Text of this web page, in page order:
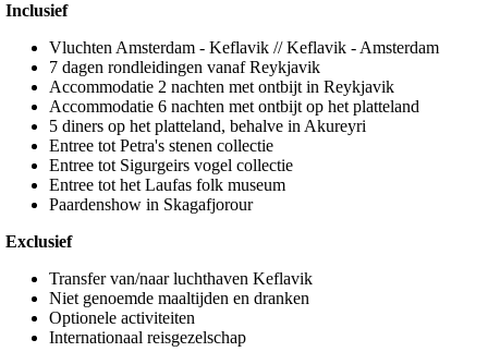
Inclusief
Vluchten Amsterdam - Keflavik // Keflavik - Amsterdam
7 dagen rondleidingen vanaf Reykjavik
Accommodatie 2 nachten met ontbijt in Reykjavik
Accommodatie 6 nachten met ontbijt op het platteland
5 diners op het platteland, behalve in Akureyri
Entree tot Petra's stenen collectie
Entree tot Sigurgeirs vogel collectie
Entree tot het Laufas folk museum
Paardenshow in Skagafjorour
Exclusief
Transfer van/naar luchthaven Keflavik
Niet genoemde maaltijden en dranken
Optionele activiteiten
Internationaal reisgezelschap